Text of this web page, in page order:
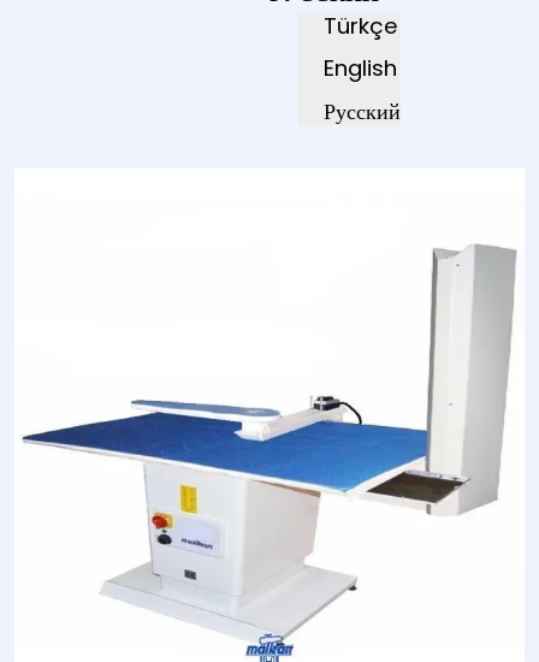
Türkçe
English
Русский